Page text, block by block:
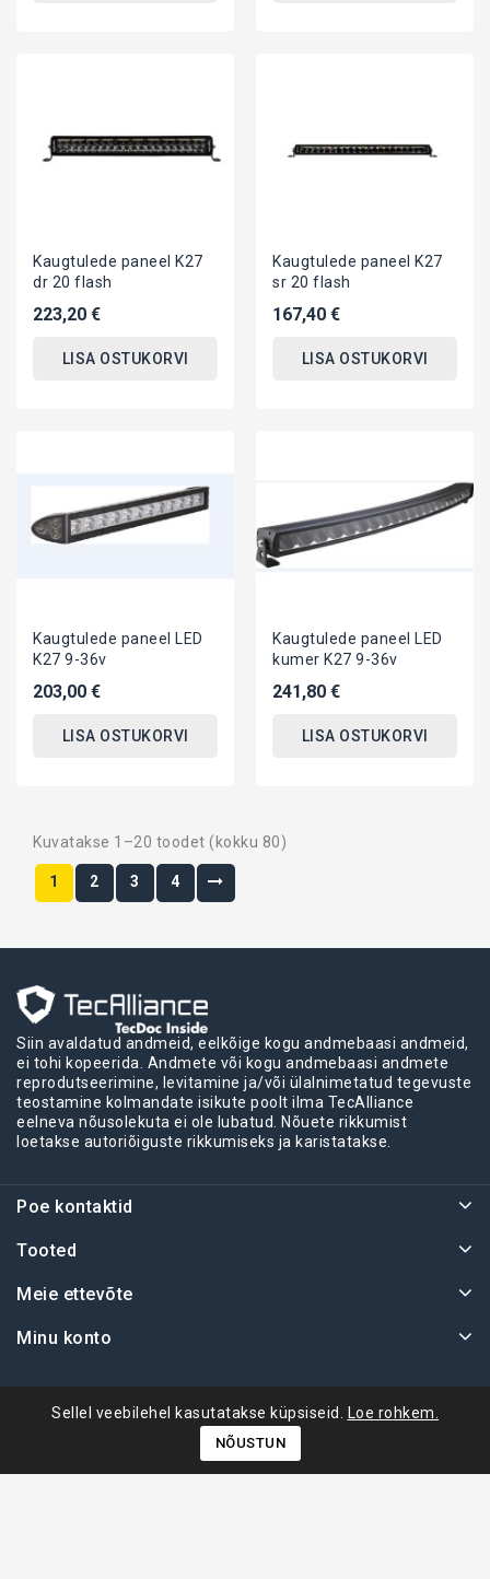
Kaugtulede paneel K27
dr 20 flash
223,20 €
LISA OSTUKORVI
Kaugtulede paneel K27
sr 20 flash
167,40 €
LISA OSTUKORVI
Kaugtulede paneel LED
K27 9-36v
203,00 €
LISA OSTUKORVI
Kaugtulede paneel LED
kumer K27 9-36v
241,80 €
LISA OSTUKORVI
Kuvatakse 1–20 toodet (kokku 80)
1 2 3 4
Siin avaldatud andmeid, eelkõige kogu andmebaasi andmeid,
ei tohi kopeerida. Andmete või kogu andmebaasi andmete
reprodutseerimine, levitamine ja/või ülalnimetatud tegevuste
teostamine kolmandate isikute poolt ilma TecAlliance
eelneva nõusolekuta ei ole lubatud. Nõuete rikkumist
loetakse autoriõiguste rikkumiseks ja karistatakse.
Poe kontaktid
Tooted
Meie ettevõte
Minu konto
Sellel veebilehel kasutatakse küpsiseid. Loe rohkem.
NÕUSTUN